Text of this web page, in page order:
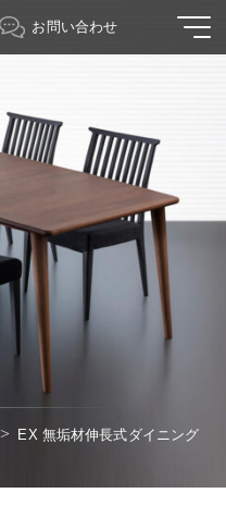
お問い合わせ
EX 無垢材伸長式ダイニング